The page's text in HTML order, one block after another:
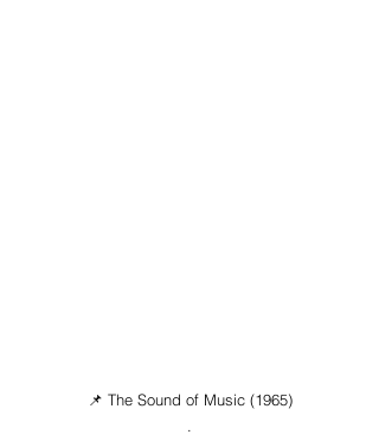
📌 The Sound of Music (1965)
.